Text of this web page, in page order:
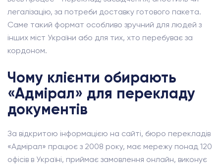
легалізацію, за потреби доставку готового пакета.
Саме такий формат особливо зручний для людей з
інших міст України або для тих, хто перебуває за
кордоном.
Чому клієнти обирають
«Адмірал» для перекладу
документів
За відкритою інформацією на сайті, бюро перекладів
«Адмірал» працює з 2008 року, має мережу понад 120
офісів в Україні, приймає замовлення онлайн, виконує